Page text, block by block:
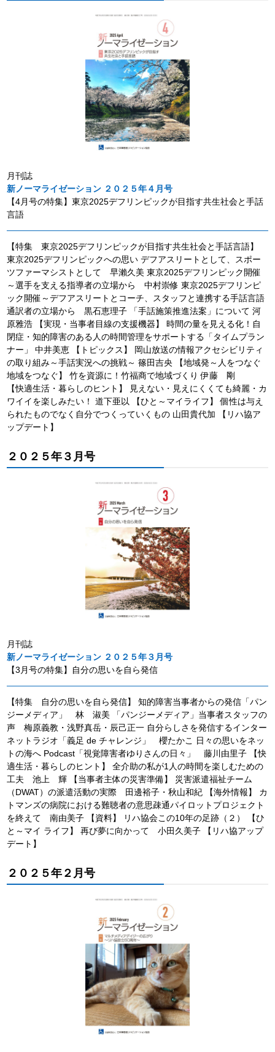
月刊誌
新ノーマライゼーション ２０２５年４月号
【4月号の特集】東京2025デフリンピックが目指す共生社会と手話
言語
【特集 東京2025デフリンピックが目指す共生社会と手話言語】
東京2025デフリンピックへの思い デフアスリートとして、スポー
ツファーマシストとして 早瀨久美 東京2025デフリンピック開催
～選手を支える指導者の立場から 中村崇修 東京2025デフリンピ
ック開催～デフアスリートとコーチ、スタッフと連携する手話言語
通訳者の立場から 黒石恵理子 「手話施策推進法案」について 河
原雅浩 【実現・当事者目線の支援機器】 時間の量を見える化！自
閉症・知的障害のある人の時間管理をサポートする「タイムプラン
ナー」 中井美恵 【トピックス】 岡山放送の情報アクセシビリティ
の取り組み～手話実況への挑戦～ 篠田吉央 【地域発～人をつなぐ
地域をつなぐ】 竹を資源に！竹福商で地域づくり 伊藤 剛
【快適生活・暮らしのヒント】 見えない・見えにくくても綺麗・カ
ワイイを楽しみたい！ 道下亜以 【ひと～マイライフ】 個性は与え
られたものでなく自分でつくっていくもの 山田貴代加 【リハ協ア
ップデート】
２０２５年３月号
月刊誌
新ノーマライゼーション ２０２５年３月号
【3月号の特集】自分の思いを自ら発信
【特集 自分の思いを自ら発信】 知的障害当事者からの発信「パン
ジーメディア」 林 淑美 「パンジーメディア」当事者スタッフの
声 梅原義教・浅野真岳・辰己正一 自分らしさを発信するインター
ネットラジオ「義足 de チャレンジ」 櫻たかこ 日々の思いをネッ
トの海へ Podcast「視覚障害者ゆりさんの日々」 藤川由里子 【快
適生活・暮らしのヒント】 全介助の私が1人の時間を楽しむための
工夫 池上 輝 【当事者主体の災害準備】 災害派遣福祉チーム
（DWAT）の派遣活動の実際 田邊裕子・秋山和紀 【海外情報】 カ
トマンズの病院における難聴者の意思疎通パイロットプロジェクト
を終えて 南由美子 【資料】 リハ協会この10年の足跡（２） 【ひ
と～マイ ライフ】 再び夢に向かって 小田久美子 【リハ協アップ
デート】
２０２５年２月号